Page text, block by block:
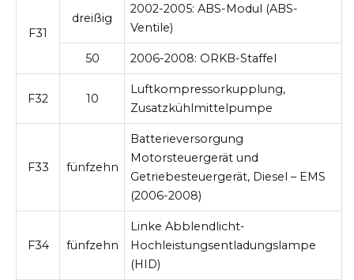
F31
dreißig
2002-2005: ABS-Modul (ABS-
Ventile)
50 2006-2008: ORKB-Staffel
F32 10
Luftkompressorkupplung,
Zusatzkühlmittelpumpe
F33 fünfzehn
Batterieversorgung
Motorsteuergerät und
Getriebesteuergerät, Diesel – EMS
(2006-2008)
F34 fünfzehn
Linke Abblendlicht-
Hochleistungsentladungslampe
(HID)